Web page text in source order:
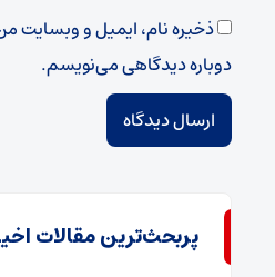
ذخیره نام، ایمیل و وبسایت
دوباره دیدگاهی می‌نویسم.
پربحث‌ترین مقالات